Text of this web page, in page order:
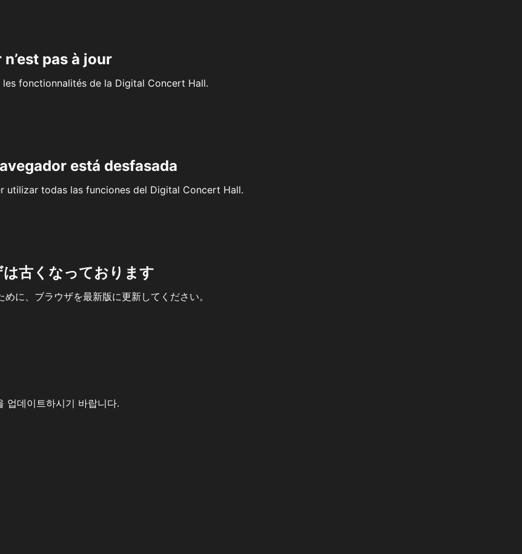
pas à jour
fonctionnalités de la Digital Concert Hall.
está desfasada
utilizar todas las funciones del Digital Concert Hall.
古くなっております
に、ブラウザを最新版に更新してください。
업데이트하시기 바랍니다.